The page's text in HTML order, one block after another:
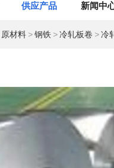
供应产品 新闻中
原材料 >钢铁 >冷轧板卷 >冷